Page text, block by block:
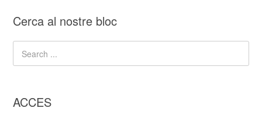
Cerca al nostre bloc
ACCES